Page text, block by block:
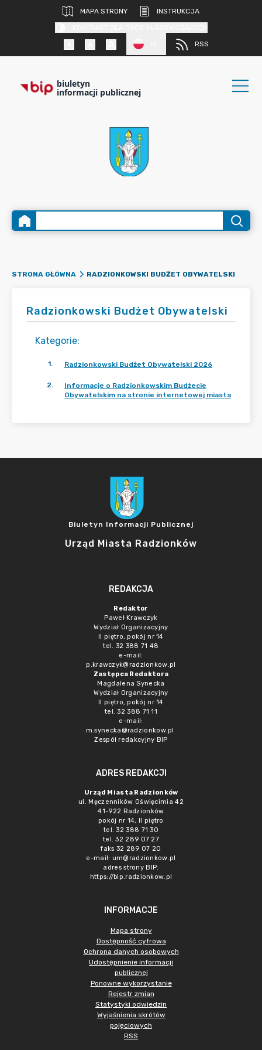
MAPA STRONY
INSTRUKCJA
RSS
biuletyn
informacji publicznej
STRONA GŁÓWNA RADZIONKOWSKI BUDŻET OBYWATELSKI
Radzionkowski Budżet Obywatelski
Kategorie:
1. Radzionkowski Budżet Obywatelski 2026
2.
Informacje o Radzionkowskim Budżecie
Obywatelskim na stronie internetowej miasta
Biuletyn Informacji Publicznej
Urząd Miasta Radzionków
REDAKCJA
Redaktor
Paweł Krawczyk
Wydział Organizacyjny
II piętro, pokój nr 14
tel. 32 388 71 48
e-mail:
p.krawczyk@radzionkow.pl
Zastępca Redaktora
Magdalena Synecka
Wydział Organizacyjny
II piętro, pokój nr 14
tel. 32 388 71 11
e-mail:
m.synecka@radzionkow.pl
Zespół redakcyjny BIP
ADRES REDAKCJI
Urząd Miasta Radzionków
ul. Męczenników Oświęcimia 42
41-922 Radzionków
pokój nr 14, II piętro
tel. 32 388 71 30
tel. 32 289 07 27
faks 32 289 07 20
e-mail: um@radzionkow.pl
adres strony BIP:
https://bip.radzionkow.pl
INFORMACJE
Mapa strony
Dostępność cyfrowa
Ochrona danych osobowych
Udostępnienie informacji
publicznej
Ponowne wykorzystanie
Rejestr zmian
Statystyki odwiedzin
Wyjaśnienia skrótów
pojęciowych
RSS